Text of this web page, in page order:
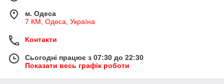
м. Одеса
7 КМ, Одеса, Україна
Контакти
Сьогодні працює з 07:30 до 22:30
Показати весь графік роботи